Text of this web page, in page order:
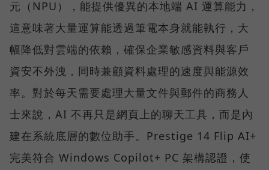
元（NPU），能提供優異的本地端 AI 運算能力，
這意味著大量運算能透過筆電本身就能執行，大
幅降低對雲端的依賴，確保企業敏感資料與客戶
資安不外洩，同時兼顧資料處理的速度與能源效
率。對於每天需要處理大量文件與郵件的商務人
士來說，AI 不再只是網頁上的聊天工具，而是內
建在系統底層的數位助手。Prestige 14 Flip AI+
完美符合 Windows Copilot+ PC 架構認證，使